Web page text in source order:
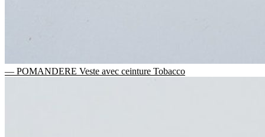
— POMANDERE Veste avec ceinture Tobacco